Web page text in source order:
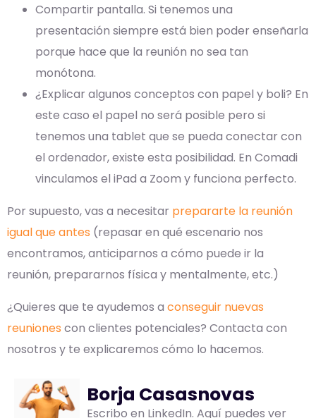
Compartir pantalla. Si tenemos una
presentación siempre está bien poder enseñarla
porque hace que la reunión no sea tan
monótona.
¿Explicar algunos conceptos con papel y boli? En
este caso el papel no será posible pero si
tenemos una tablet que se pueda conectar con
el ordenador, existe esta posibilidad. En Comadi
vinculamos el iPad a Zoom y funciona perfecto.
Por supuesto, vas a necesitar prepararte la reunión
igual que antes (repasar en qué escenario nos
encontramos, anticiparnos a cómo puede ir la
reunión, prepararnos física y mentalmente, etc.)
¿Quieres que te ayudemos a conseguir nuevas
reuniones con clientes potenciales? Contacta con
nosotros y te explicaremos cómo lo hacemos.
Borja Casasnovas
Escribo en LinkedIn. Aquí puedes ver